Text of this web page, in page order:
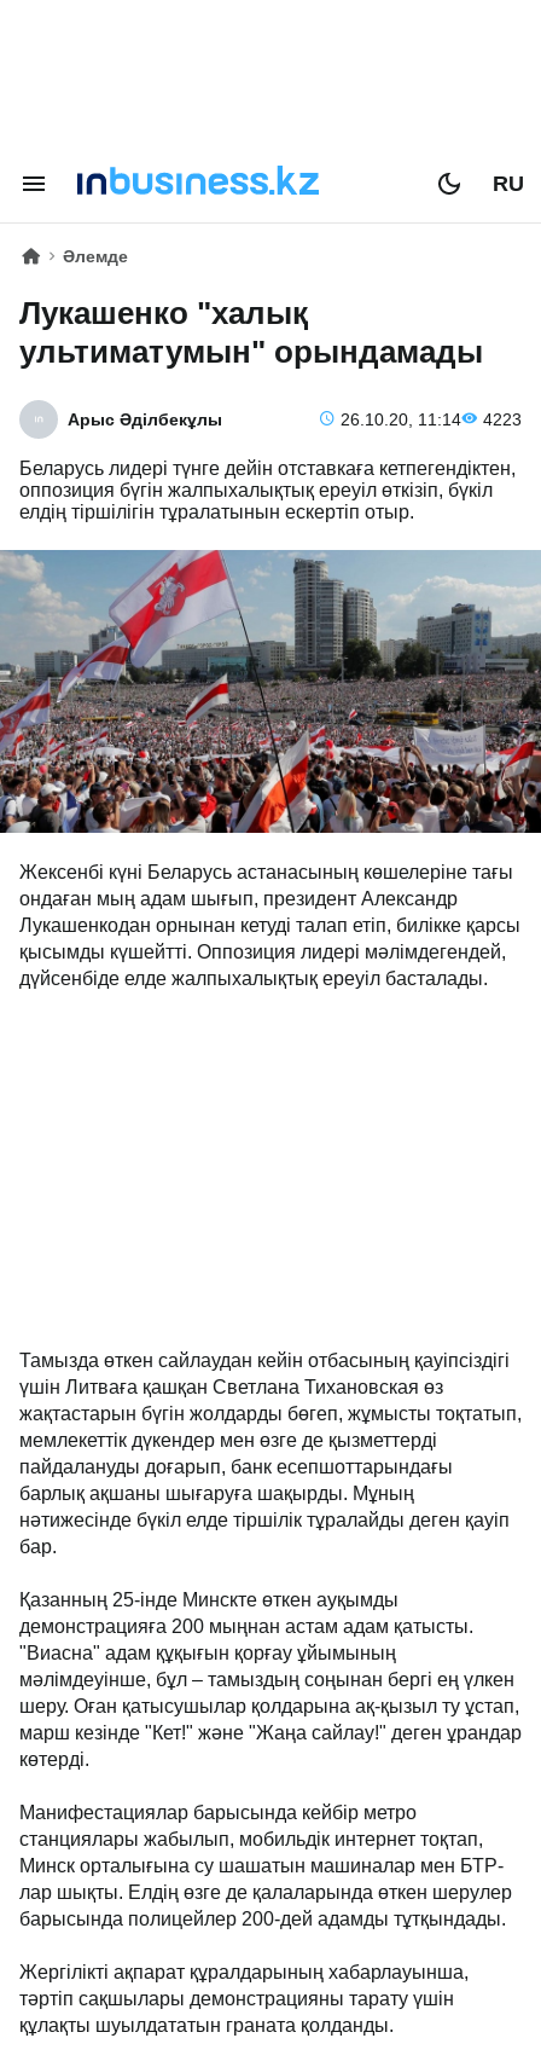
RU
Әлемде
Лукашенко "халық
ультиматумын" орындамады
Арыс Әділбекұлы 26.10.20, 11:14 4223
Беларусь лидері түнге дейін отставкаға кетпегендіктен,
оппозиция бүгін жалпыхалықтық ереуіл өткізіп, бүкіл
елдің тіршілігін тұралатынын ескертіп отыр.
Жексенбі күні Беларусь астанасының көшелеріне тағы
ондаған мың адам шығып, президент Александр
Лукашенкодан орнынан кетуді талап етіп, билікке қарсы
қысымды күшейтті. Оппозиция лидері мәлімдегендей,
дүйсенбіде елде жалпыхалықтық ереуіл басталады.
Тамызда өткен сайлаудан кейін отбасының қауіпсіздігі
үшін Литваға қашқан Светлана Тихановская өз
жақтастарын бүгін жолдарды бөгеп, жұмысты тоқтатып,
мемлекеттік дүкендер мен өзге де қызметтерді
пайдалануды доғарып, банк есепшоттарындағы
барлық ақшаны шығаруға шақырды. Мұның
нәтижесінде бүкіл елде тіршілік тұралайды деген қауіп
бар.
Қазанның 25-інде Минскте өткен ауқымды
демонстрацияға 200 мыңнан астам адам қатысты.
"Виасна" адам құқығын қорғау ұйымының
мәлімдеуінше, бұл – тамыздың соңынан бергі ең үлкен
шеру. Оған қатысушылар қолдарына ақ-қызыл ту ұстап,
марш кезінде "Кет!" және "Жаңа сайлау!" деген ұрандар
көтерді.
Манифестациялар барысында кейбір метро
станциялары жабылып, мобильдік интернет тоқтап,
Минск орталығына су шашатын машиналар мен БТР-
лар шықты. Елдің өзге де қалаларында өткен шерулер
барысында полицейлер 200-дей адамды тұтқындады.
Жергілікті ақпарат құралдарының хабарлауынша,
тәртіп сақшылары демонстрацияны тарату үшін
құлақты шуылдататын граната қолданды.